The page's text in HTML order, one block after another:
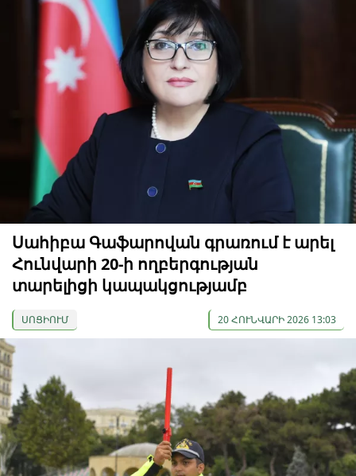
Սահիբա Գաֆարովան գրառում է արել
Հունվարի 20-ի ողբերգության
տարելիցի կապակցությամբ
ՍՈՑԻՈՒՄ 20 ՀՈՒՆՎԱՐԻ 2026 13:03